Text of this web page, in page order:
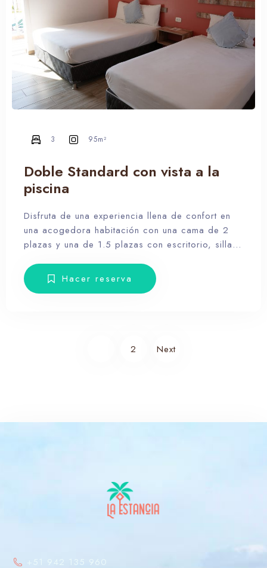
Doble Standard con vista a la
piscina
Disfruta de una experiencia llena de confort en
una acogedora habitación con una cama de 2
plazas y una de 1.5 plazas con escritorio, silla,
3 95m²
Hacer reserva
2 Next
+51 942 135 960